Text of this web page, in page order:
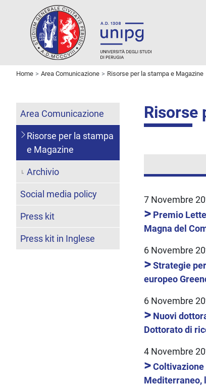
Home Area Comunicazione Risorse per la stampa e Magazine
Risorse
7 Novembre
> Premio
Magna del
6 Novembre
> Strategie
europeo
6 Novembre
> Nuovi
Dottorato di
4 Novembre
>
Mediterraneo,
Area Comunicazione
Risorse per la stampa
e Magazine
Archivio
Social media policy
Press kit
Press kit in Inglese